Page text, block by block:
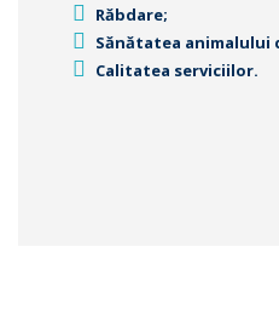
Răbdare;
Sănătatea animalului
Calitatea serviciilor.